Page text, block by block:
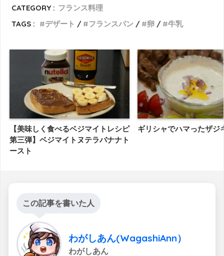
CATEGORY : フランス料理
TAGS :
デザート フランスパン 卵 牛乳
【美味しく食べるベジマイトレシピ
第三弾】ベジマイトヌテラバナナト
ースト
ギリシャでハマったザジ
この記事を書いた人
わがしあん(WagashiAnn）
わがしあん